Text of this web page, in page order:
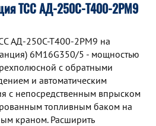
ТСС АД-250С-Т400-2РМ9
АД-250С-Т400-2РМ9 на
6M16G350/5 - мощностью
с обратными
и автоматическим
с непосредственным впрыском
топливным баком на
краном. Расширить